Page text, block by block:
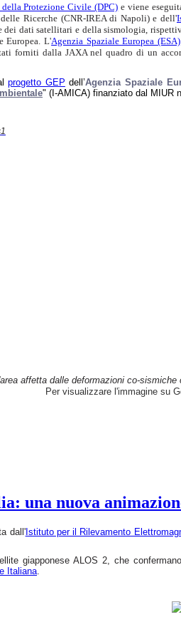
Protezione Civile (DPC) e viene
Ricerche (CNR-IREA di Napoli) e dell'
dei dati satellitari e della sismologia,
Europea. L'Agenzia Spaziale Europea (ESA)
forniti dalla JAXA nel quadro di un
progetto GEP dell’Agenzia Spaziale
" (I-AMICA) finanziato dal MIUR
affetta dalle deformazioni co-sismiche
Per visualizzare l'immagine su
una nuova
dall'Istituto per il Rilevamento
giapponese ALOS 2, che
Italiana.